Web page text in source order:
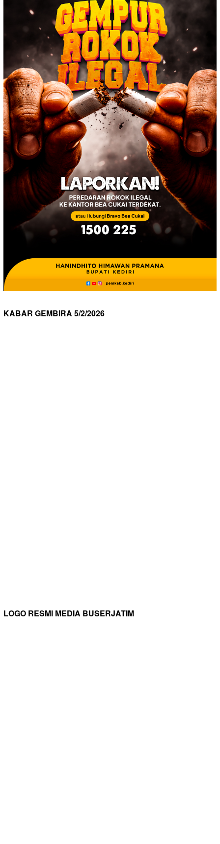
KABAR GEMBIRA 5/2/2026
LOGO RESMI MEDIA BUSERJATIM